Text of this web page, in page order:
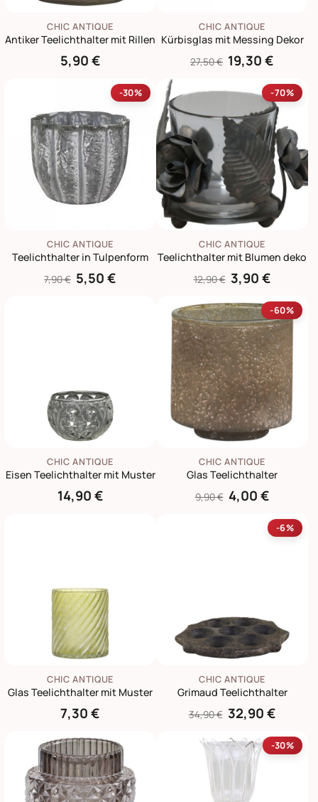
CHIC ANTIQUE
Antiker Teelichthalter mit Rillen
5,90 €
CHIC ANTIQUE
Kürbisglas mit Messing Dekor
27,50 € 19,30 €
-30%
CHIC ANTIQUE
Teelichthalter in Tulpenform
7,90 € 5,50 €
-70%
CHIC ANTIQUE
Teelichthalter mit Blumen deko
12,90 € 3,90 €
CHIC ANTIQUE
Eisen Teelichthalter mit Muster
14,90 €
-60%
CHIC ANTIQUE
Glas Teelichthalter
9,90 € 4,00 €
CHIC ANTIQUE
Glas Teelichthalter mit Muster
7,30 €
-6%
CHIC ANTIQUE
Grimaud Teelichthalter
34,90 € 32,90 €
-30%